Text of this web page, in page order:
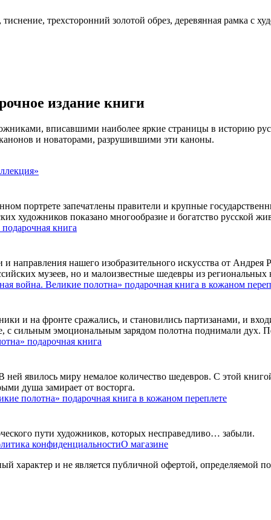
трехсторонний золотой обрез, деревянная рамка с
издание книги
вписавшими наиболее яркие страницы в историю
и новаторами, разрушившими эти каноны.
портрете запечатлены правители и крупные
художников показано многообразие и богатство русской
книга
и направления нашего изобразительного искусства от
музеев, но и малоизвестные шедевры из
война. Великие полотна» подарочная книга в кожаном
и на фронте сражались, и становились партизанами, и
с сильным эмоциональным зарядом полотна поднимали дух.
подарочная книга
ней явилось миру немалое количество шедевров. С этой
душа замирает от восторга.
полотна» подарочная книга в кожаном переплете
пути художников, которых несправедливо… забыли.
конфиденциальностиО магазине
характер и не является публичной офертой, определяемой